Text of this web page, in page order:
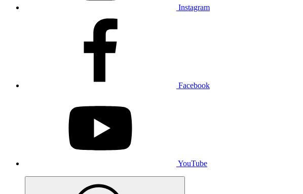
Instagram
Facebook
YouTube